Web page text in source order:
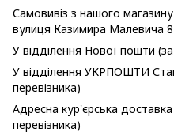
Самовивіз з нашого
вулиця Казимира Малевича
У відділення Нової пошти
У відділення УКРПОШТИ
перевізника)
Адресна кур'єрська
перевізника)